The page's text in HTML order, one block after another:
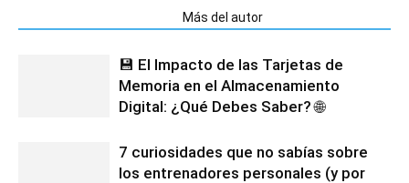
Más del autor
💾 El Impacto de las Tarjetas de
Memoria en el Almacenamiento
Digital: ¿Qué Debes Saber? 🌐
7 curiosidades que no sabías sobre
los entrenadores personales (y por